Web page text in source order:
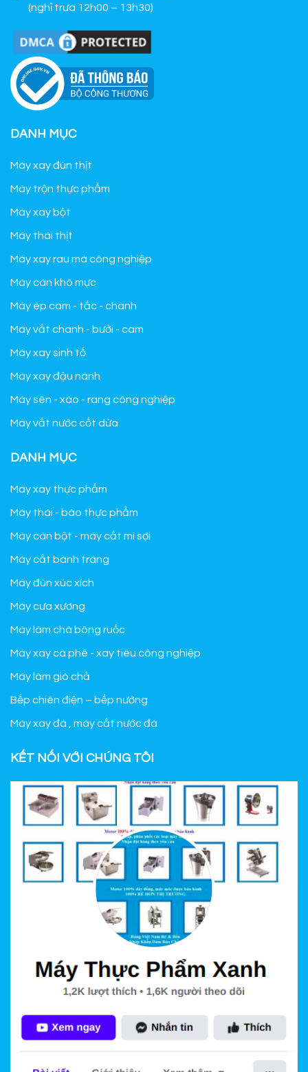
(nghỉ trưa 12h00 – 13h30)
DANH MỤC
Máy xay đùn thịt
Máy trộn thực phẩm
Máy xay bột
Máy thái thịt
Máy xay rau má công nghiệp
Máy cán khô mực
Máy ép cam - tắc - chanh
Máy vắt chanh - bưởi - cam
Máy xay sinh tố
Máy xay đậu nành
Máy sên - xào - rang công nghiệp
Máy vắt nước cốt dừa
DANH MỤC
Máy xay thực phẩm
Máy thái - bào thực phẩm
Máy cán bột - máy cắt mì sợi
Máy cắt bánh tráng
Máy đùn xúc xích
Máy cưa xương
Máy làm chà bông ruốc
Máy xay cà phê - xay tiêu công nghiệp
Máy làm giò chả
Bếp chiên điện – bếp nướng
Máy xay đá , máy cắt nước đá
KẾT NỐI VỚI CHÚNG TÔI